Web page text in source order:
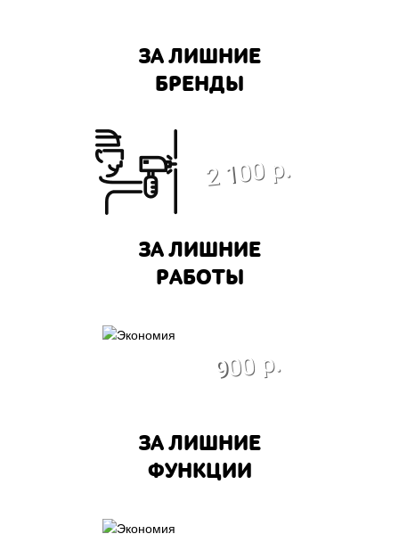
ЗА ЛИШНИЕ
БРЕНДЫ
2 100 р.
ЗА ЛИШНИЕ
РАБОТЫ
900 р.
ЗА ЛИШНИЕ
ФУНКЦИИ